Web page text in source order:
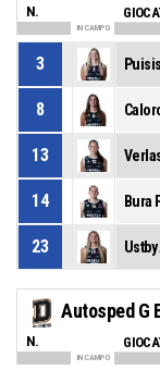
N.
IN CAMPO
3
8
13
14 Bura
23 Ustby
Autosped G
N.
IN CAMPO